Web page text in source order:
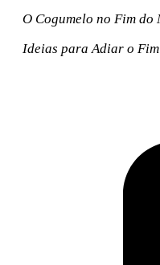
O Cogumelo no Fim
Ideias para Adiar o